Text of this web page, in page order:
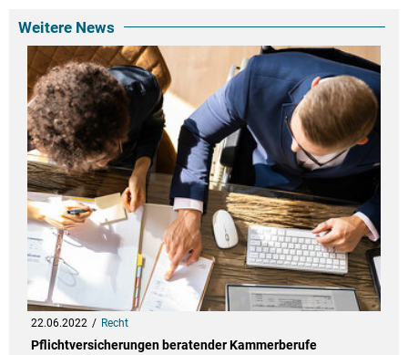
Weitere News
22.06.2022 Recht
Pflichtversicherungen beratender Kammerberufe